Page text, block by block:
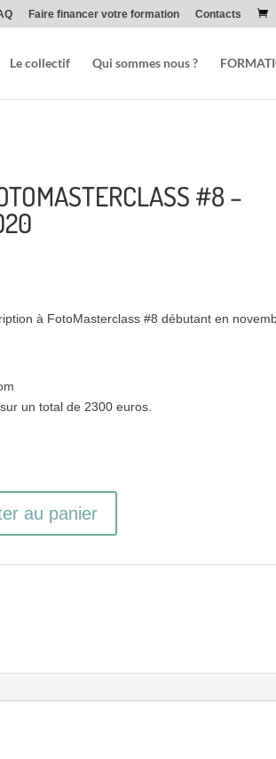
Faire financer votre formation Contacts
Le collectif Qui sommes nous ?
#8 –
à FotoMasterclass #8 débutant en
un total de 2300 euros.
au panier